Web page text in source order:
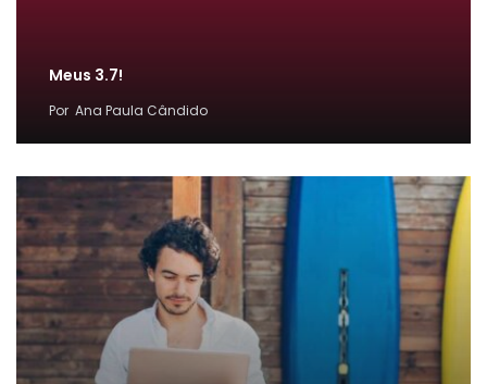
Meus 3.7!
Por Ana Paula Cândido